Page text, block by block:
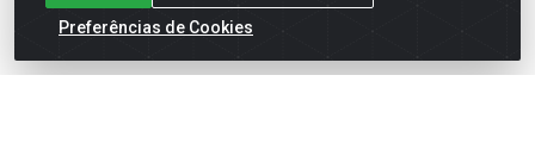
Preferências de Cookies